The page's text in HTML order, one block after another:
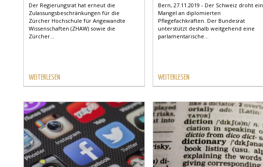
Der Regierungsrat hat erneut die
Zulassungsbeschränkungen für die
Zürcher Hochschule für Angewandte
Wissenschaften (ZHAW) sowie die
Zürcher...
WEITERLESEN
Bern, 27.11.2019 - Der Schweiz droht ein
Mangel an diplomierten
Pflegefachkräften. Der Bundesrat
unterstützt deshalb weitgehend eine
parlamentarische...
WEITERLESEN